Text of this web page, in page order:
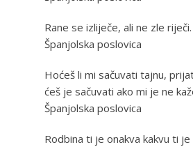
Rane se izliječe, ali ne zle riječi.
Španjolska poslovica
Hoćeš li mi sačuvati tajnu,
ćeš je sačuvati ako mi je ne
Španjolska poslovica
Rodbina ti je onakva kakvu ti